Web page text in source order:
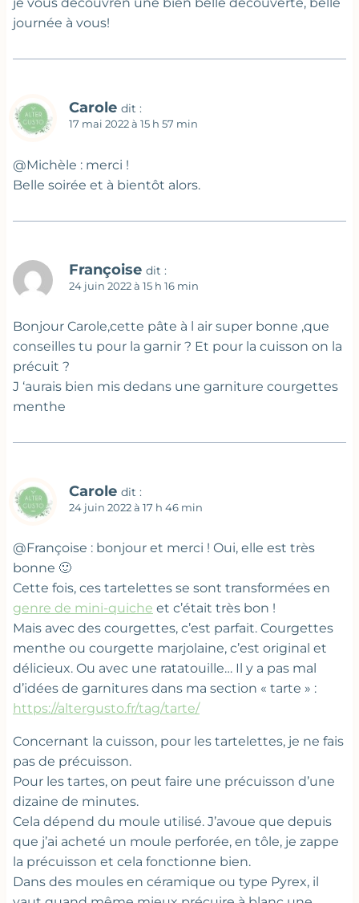
je vous découvren une bien belle découverte, belle
journée à vous!
Carole dit :
17 mai 2022 à 15 h 57 min
@Michèle : merci !
Belle soirée et à bientôt alors.
Françoise dit :
24 juin 2022 à 15 h 16 min
Bonjour Carole,cette pâte à l air super bonne ,que
conseilles tu pour la garnir ? Et pour la cuisson on la
précuit ?
J ‘aurais bien mis dedans une garniture courgettes
menthe
Carole dit :
24 juin 2022 à 17 h 46 min
@Françoise : bonjour et merci ! Oui, elle est très
bonne 🙂
Cette fois, ces tartelettes se sont transformées en
genre de mini-quiche et c’était très bon !
Mais avec des courgettes, c’est parfait. Courgettes
menthe ou courgette marjolaine, c’est original et
délicieux. Ou avec une ratatouille… Il y a pas mal
d’idées de garnitures dans ma section « tarte » :
https://altergusto.fr/tag/tarte/
Concernant la cuisson, pour les tartelettes, je ne fais
pas de précuisson.
Pour les tartes, on peut faire une précuisson d’une
dizaine de minutes.
Cela dépend du moule utilisé. J’avoue que depuis
que j’ai acheté un moule perforée, en tôle, je zappe
la précuisson et cela fonctionne bien.
Dans des moules en céramique ou type Pyrex, il